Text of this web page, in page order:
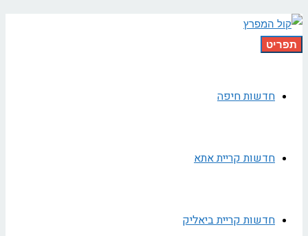
תפריט
חדשות חיפה
חדשות קריית אתא
חדשות קריית ביאליק